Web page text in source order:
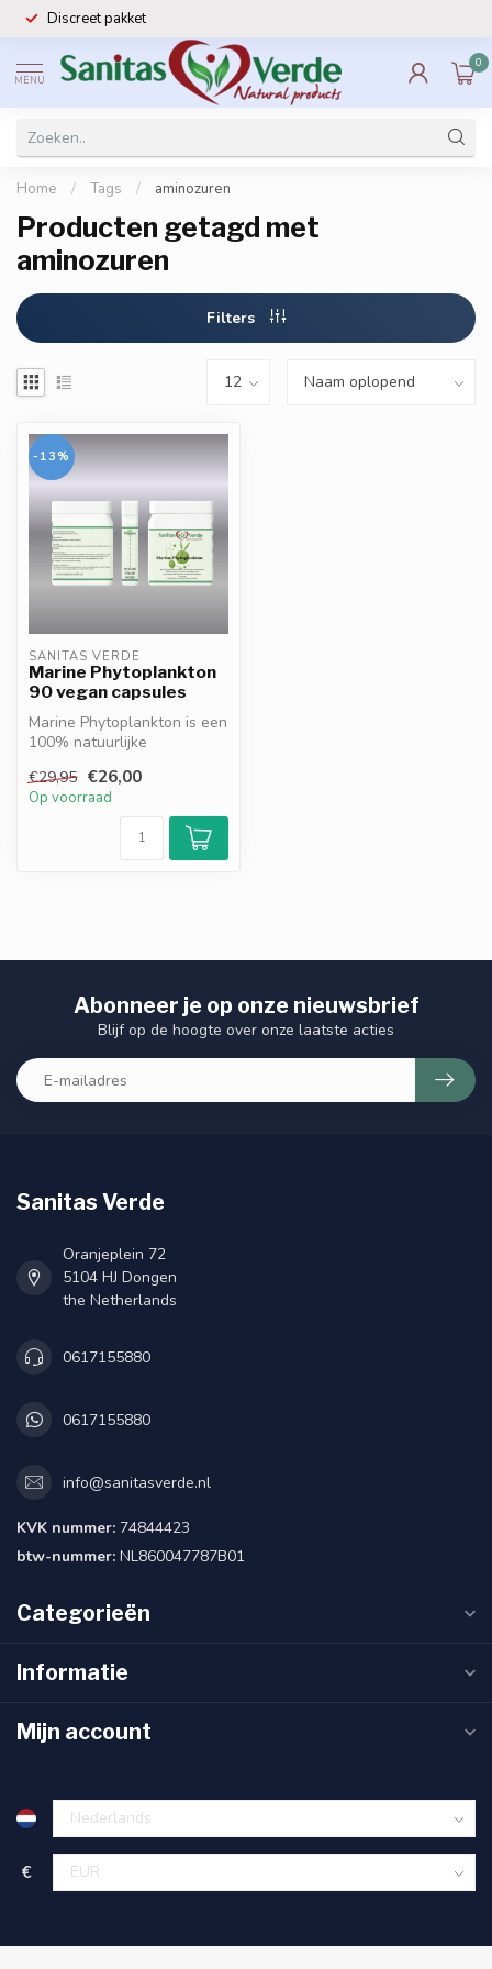
Discreet pakket
MENU
0
Home / Tags / aminozuren
Producten getagd met
aminozuren
Filters
-13%
SANITAS VERDE
Marine Phytoplankton
90 vegan capsules
Marine Phytoplankton is een
100% natuurlijke
het li...
€29,95 €26,00
Op voorraad
Abonneer je op onze nieuwsbrief
Blijf op de hoogte over onze laatste acties
Sanitas Verde
Oranjeplein 72
5104 HJ Dongen
the Netherlands
0617155880
0617155880
info@sanitasverde.nl
KVK nummer: 74844423
btw-nummer: NL860047787B01
Categorieën
Informatie
Mijn account
€